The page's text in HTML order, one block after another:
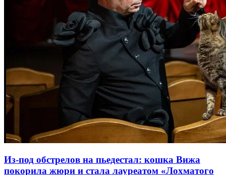
Из-под обстрелов на пьедестал: кошка Вижа
покорила жюри и стала лауреатом «Лохматого